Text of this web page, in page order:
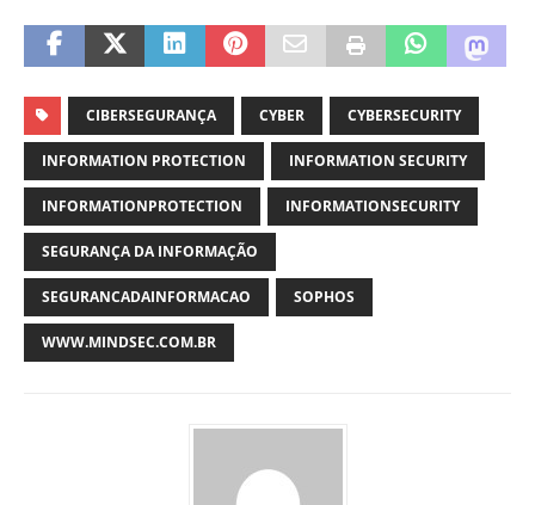
CIBERSEGURANÇA CYBER CYBERSECURITY
INFORMATION PROTECTION INFORMATION SECURITY
INFORMATIONPROTECTION INFORMATIONSECURITY
SEGURANÇA DA INFORMAÇÃO
SEGURANCADAINFORMACAO SOPHOS
WWW.MINDSEC.COM.BR